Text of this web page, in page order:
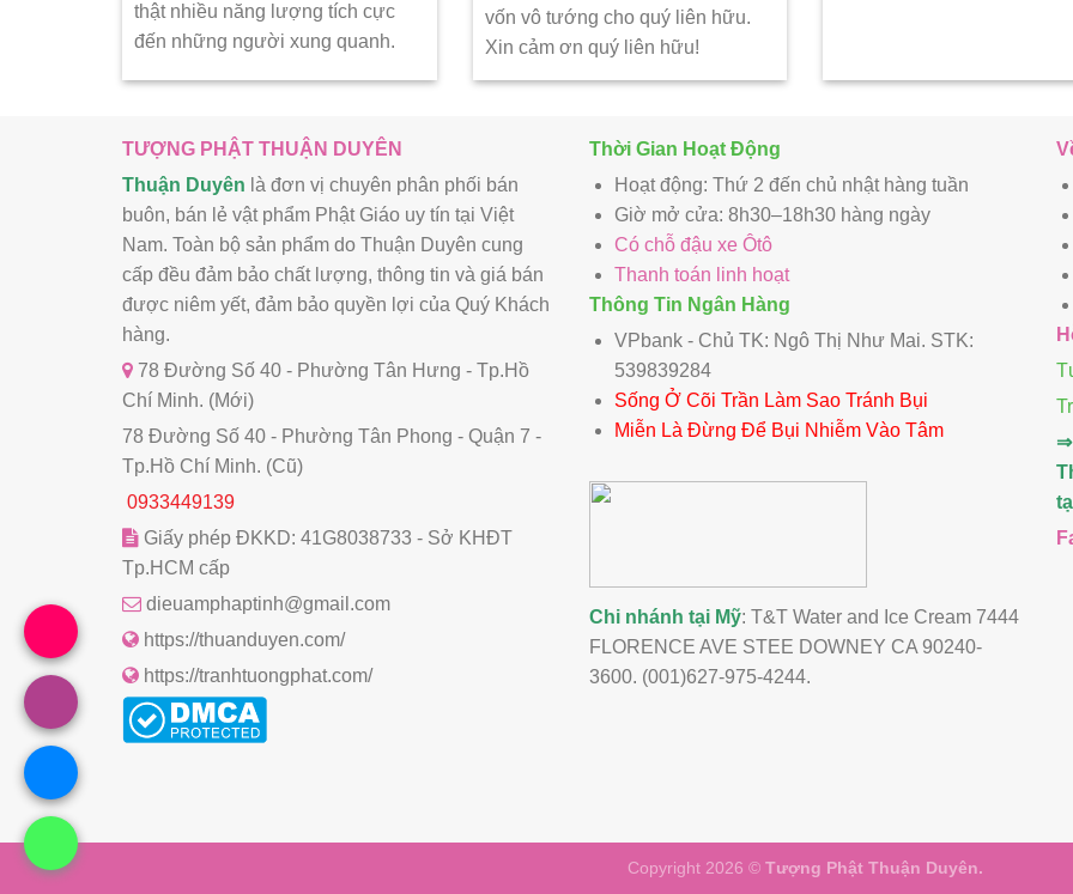
thật nhiều năng lượng tích cực
đến những người xung quanh.
vốn vô tướng cho quý liên hữu.
Xin cảm ơn quý liên hữu!
TƯỢNG PHẬT THUẬN DUYÊN
Thuận Duyên là đơn vị chuyên phân phối bán
buôn, bán lẻ vật phẩm Phật Giáo uy tín tại Việt
Nam. Toàn bộ sản phẩm do Thuận Duyên cung
cấp đều đảm bảo chất lượng, thông tin và giá bán
được niêm yết, đảm bảo quyền lợi của Quý Khách
hàng.
78 Đường Số 40 - Phường Tân Hưng - Tp.Hồ
Chí Minh. (Mới)
78 Đường Số 40 - Phường Tân Phong - Quận 7 -
Tp.Hồ Chí Minh. (Cũ)
0933449139
Giấy phép ĐKKD: 41G8038733 - Sở KHĐT
Tp.HCM cấp
dieuamphaptinh@gmail.com
https://thuanduyen.com/
https://tranhtuongphat.com/
Thời Gian Hoạt Động
Hoạt động: Thứ 2 đến chủ nhật hàng tuần
Giờ mở cửa: 8h30–18h30 hàng ngày
Có chỗ đậu xe Ôtô
Thanh toán linh hoạt
Thông Tin Ngân Hàng
VPbank - Chủ TK: Ngô Thị Như Mai. STK:
539839284
Sống Ở Cõi Trần Làm Sao Tránh Bụi
Miễn Là Đừng Để Bụi Nhiễm Vào Tâm
Chi nhánh tại Mỹ: T&T Water and Ice Cream 7444
FLORENCE AVE STEE DOWNEY CA 90240-
3600. (001)627-975-4244.
⇒
Copyright 2026 © Tượng Phật Thuận Duyên.